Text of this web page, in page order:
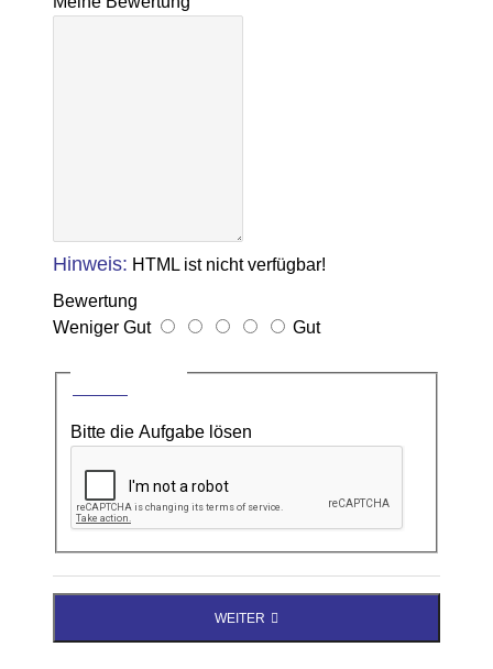
Hinweis: HTML ist nicht verfügbar!
Bewertung
Weniger Gut
Gut
Bitte die Aufgabe lösen
WEITER